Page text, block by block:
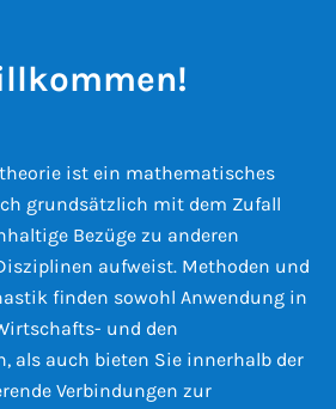
ist ein mathematisches
grundsätzlich mit dem Zufall
Bezüge zu anderen
aufweist. Methoden und
finden sowohl Anwendung in
und den
als auch bieten Sie innerhalb der
Verbindungen zur